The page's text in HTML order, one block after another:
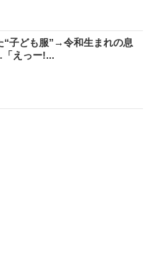
“子ども服”→令和生まれの息
えっー!...